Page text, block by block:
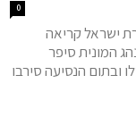
0
ישראל קריאה
המונית סיפר
ובתום הנסיעה סירבו